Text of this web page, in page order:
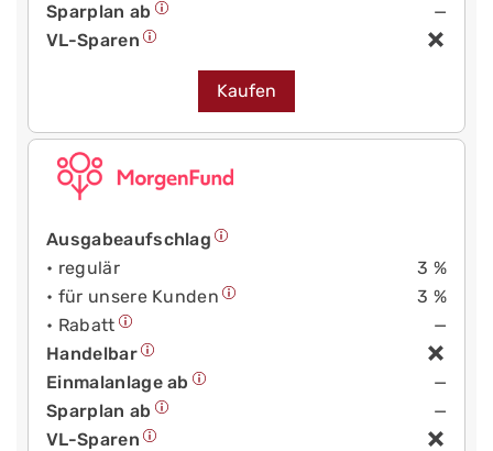
Sparplan ab
—
VL-Sparen
Kaufen
Ausgabeaufschlag
• regulär
3 %
• für unsere Kunden
3 %
• Rabatt
—
Handelbar
Einmalanlage ab
—
Sparplan ab
—
VL-Sparen